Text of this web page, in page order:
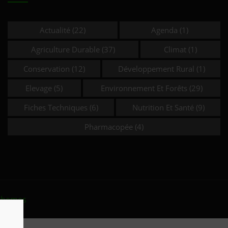
Actualité (22) Agenda (1)
Agriculture Durable (37) Climat (1)
Conservation (12) Développement Rural (1)
Elevage (5) Environnement Et Forêts (29)
Fiches Techniques (6) Nutrition Et Santé (9)
Pharmacopée (4)